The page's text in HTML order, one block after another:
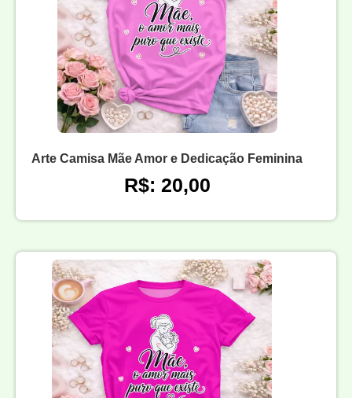
Arte Camisa Mãe Amor e Dedicação Feminina
R$: 20,00